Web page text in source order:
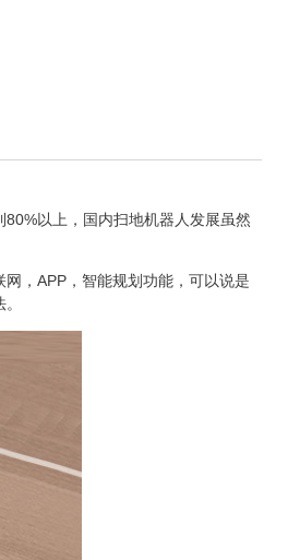
80%以上，国内扫地机器人发展虽然
， APP ，智能规划功能，可以说是